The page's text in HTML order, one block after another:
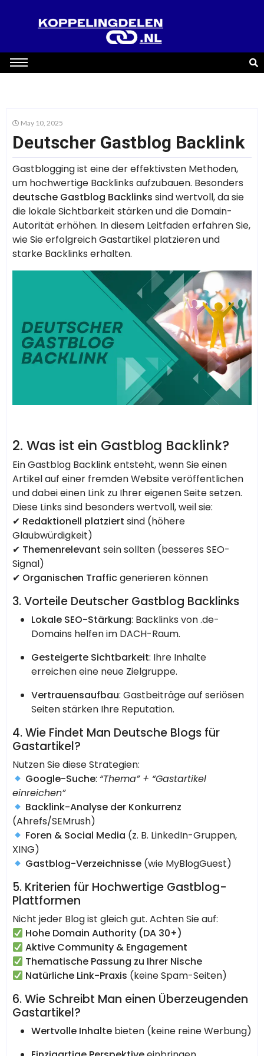
May 10, 2025
Deutscher Gastblog Backlink
Gastblogging ist eine der effektivsten Methoden,
um hochwertige Backlinks aufzubauen. Besonders
deutsche Gastblog Backlinks sind wertvoll, da sie
die lokale Sichtbarkeit stärken und die Domain-
Autorität erhöhen. In diesem Leitfaden erfahren Sie,
wie Sie erfolgreich Gastartikel platzieren und
starke Backlinks erhalten.
2. Was ist ein Gastblog Backlink?
Ein Gastblog Backlink entsteht, wenn Sie einen
Artikel auf einer fremden Website veröffentlichen
und dabei einen Link zu Ihrer eigenen Seite setzen.
Diese Links sind besonders wertvoll, weil sie:
✔ Redaktionell platziert sind (höhere
Glaubwürdigkeit)
✔ Themenrelevant sein sollten (besseres SEO-
Signal)
✔ Organischen Trafficgenerieren können
3. Vorteile Deutscher Gastblog Backlinks
Lokale SEO-Stärkung: Backlinks von .de-
Domains helfen im DACH-Raum.
Gesteigerte Sichtbarkeit: Ihre Inhalte
erreichen eine neue Zielgruppe.
Vertrauensaufbau: Gastbeiträge auf seriösen
Seiten stärken Ihre Reputation.
4. Wie Findet Man Deutsche Blogs für
Gastartikel?
Nutzen Sie diese Strategien:
Google-Suche: “Thema” + “Gastartikel
einreichen”
Backlink-Analyse der Konkurrenz
(Ahrefs/SEMrush)
Foren & Social Media (z. B. LinkedIn-Gruppen,
XING)
Gastblog-Verzeichnisse (wie MyBlogGuest)
5. Kriterien für Hochwertige Gastblog-
Plattformen
Nicht jeder Blog ist gleich gut. Achten Sie auf:
Hohe Domain Authority (DA 30+)
Aktive Community & Engagement
Thematische Passung zu Ihrer Nische
Natürliche Link-Praxis (keine Spam-Seiten)
6. Wie Schreibt Man einen Überzeugenden
Gastartikel?
Wertvolle Inhalte bieten (keine reine Werbung)